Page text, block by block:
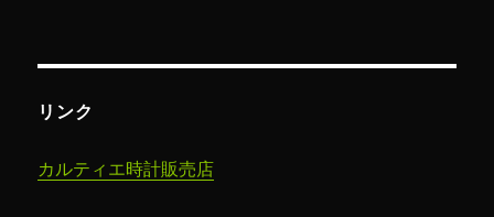
リンク
カルティエ時計販売店